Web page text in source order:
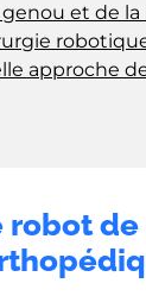
et de la
approche
robot de